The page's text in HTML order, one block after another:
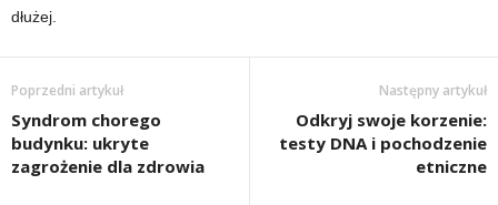
dłużej.
Poprzedni artykuł
Syndrom chorego
budynku: ukryte
zagrożenie dla zdrowia
Następny artykuł
Odkryj swoje korzenie:
testy DNA i pochodzenie
etniczne